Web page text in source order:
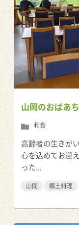
山岡のおばあ
和食
高齢者の生きが
心を込めてお迎
った...
山間 郷土料理